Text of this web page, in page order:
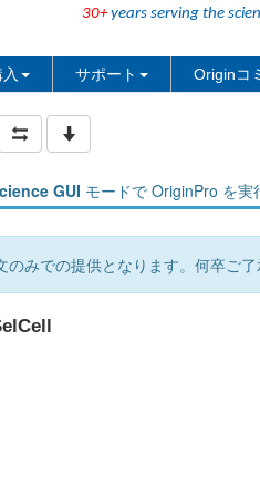
30+years serving the
サポート Originコ
GUI モードで OriginPro を
のみでの提供となります。何卒ご了